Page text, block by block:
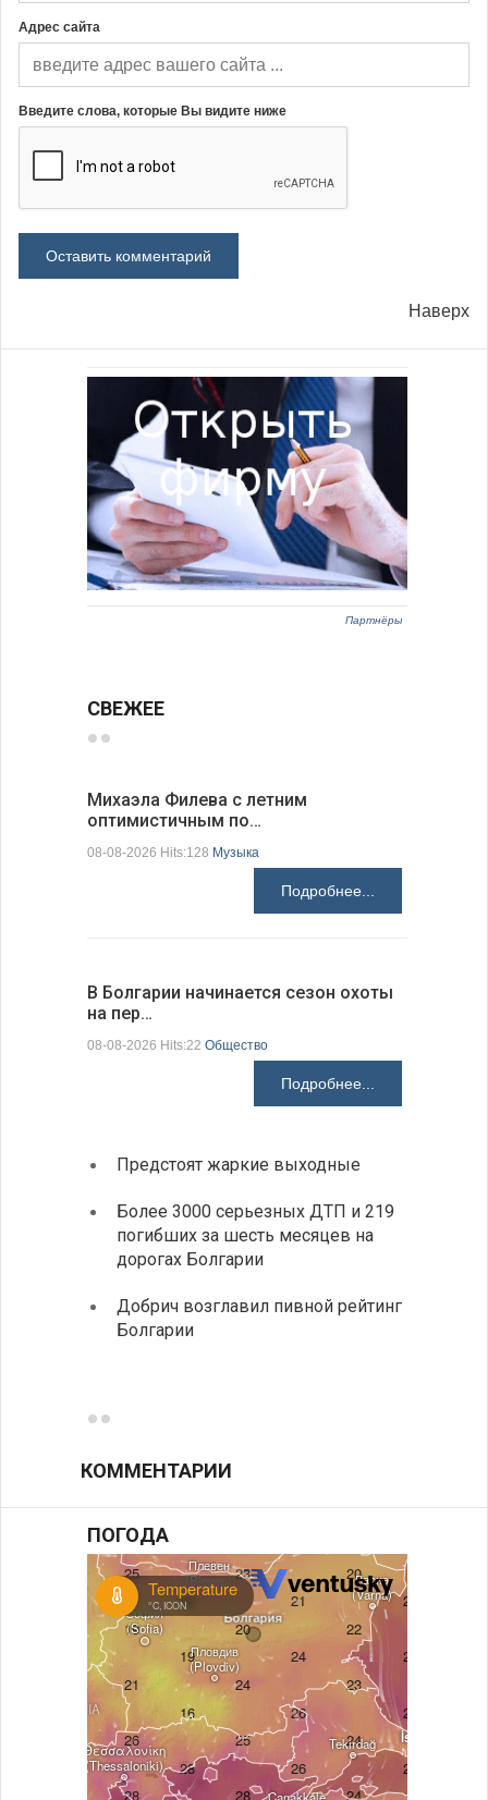
Адрес сайта
Введите слова, которые Вы видите ниже
Наверх
Партнёры
СВЕЖЕЕ
Михаэла Филева с летним
оптимистичным по…
08-08-2026 Hits:128 Музыка
Подробнее...
В Болгарии начинается сезон охоты
на пер…
08-08-2026 Hits:22 Общество
Подробнее...
Предстоят жаркие выходные
Более 3000 серьезных ДТП и 219
погибших за шесть месяцев на
дорогах Болгарии
Добрич возглавил пивной рейтинг
Болгарии
КОММЕНТАРИИ
ПОГОДА